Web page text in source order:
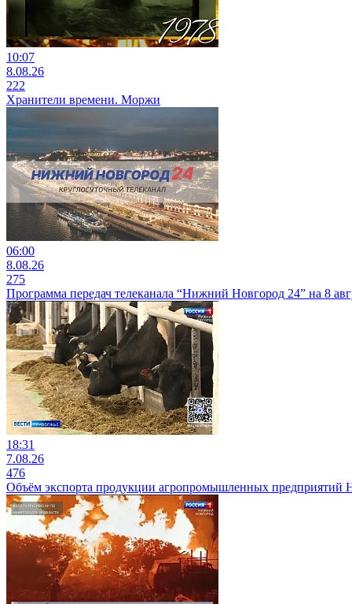
10:07
8.08.26
222
Хранители времени. Моржи
06:00
8.08.26
275
Программа передач телеканала “Нижний Новгород 24” на 8
18:31
7.08.26
476
Объём экспорта продукции агропромышленных предприятий